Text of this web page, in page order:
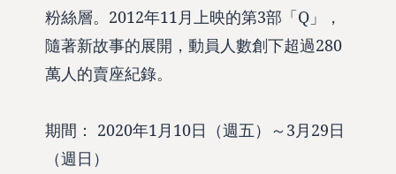
粉絲層。2012年11月上映的第3部「Q」，
隨著新故事的展開，動員人數創下超過280
萬人的賣座紀錄。
期間： 2020年1月10日（週五）～3月29日
（週日）